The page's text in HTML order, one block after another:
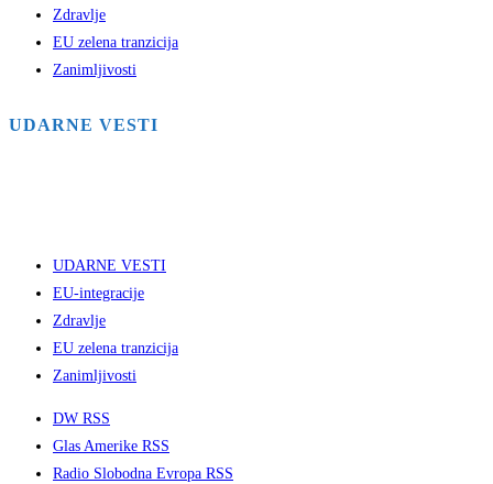
Zdravlje
EU zelena tranzicija
Zanimljivosti
UDARNE VESTI
UDARNE VESTI
EU-integracije
Zdravlje
EU zelena tranzicija
Zanimljivosti
DW RSS
Glas Amerike RSS
Radio Slobodna Evropa RSS